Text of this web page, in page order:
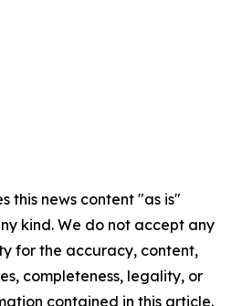
this news content "as is"
kind. We do not accept any
for the accuracy, content,
completeness, legality, or
contained in this article.